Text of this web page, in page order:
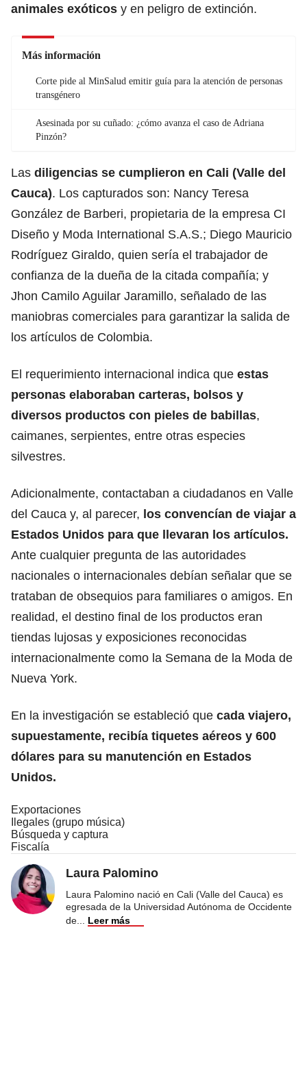
animales exóticos y en peligro de extinción.
Más información
Corte pide al MinSalud emitir guía para la atención de personas
transgénero
Asesinada por su cuñado: ¿cómo avanza el caso de Adriana
Pinzón?
Las diligencias se cumplieron en Cali (Valle del
Cauca). Los capturados son: Nancy Teresa
González de Barberi, propietaria de la empresa CI
Diseño y Moda International S.A.S.; Diego Mauricio
Rodríguez Giraldo, quien sería el trabajador de
confianza de la dueña de la citada compañía; y
Jhon Camilo Aguilar Jaramillo, señalado de las
maniobras comerciales para garantizar la salida de
los artículos de Colombia.
El requerimiento internacional indica que estas
personas elaboraban carteras, bolsos y
diversos productos con pieles de babillas,
caimanes, serpientes, entre otras especies
silvestres.
Adicionalmente, contactaban a ciudadanos en Valle
del Cauca y, al parecer, los convencían de viajar a
Estados Unidos para que llevaran los artículos.
Ante cualquier pregunta de las autoridades
nacionales o internacionales debían señalar que se
trataban de obsequios para familiares o amigos. En
realidad, el destino final de los productos eran
tiendas lujosas y exposiciones reconocidas
internacionalmente como la Semana de la Moda de
Nueva York.
En la investigación se estableció que cada viajero,
supuestamente, recibía tiquetes aéreos y 600
dólares para su manutención en Estados
Unidos.
Exportaciones
Ilegales (grupo música)
Búsqueda y captura
Fiscalía
Laura Palomino
Laura Palomino nació en Cali (Valle del Cauca) es
egresada de la Universidad Autónoma de Occidente
de
Leer más